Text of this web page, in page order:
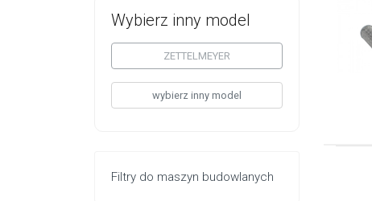
Wybierz inny model
ZETTELMEYER
wybierz inny model
Filtry do maszyn budowlanych